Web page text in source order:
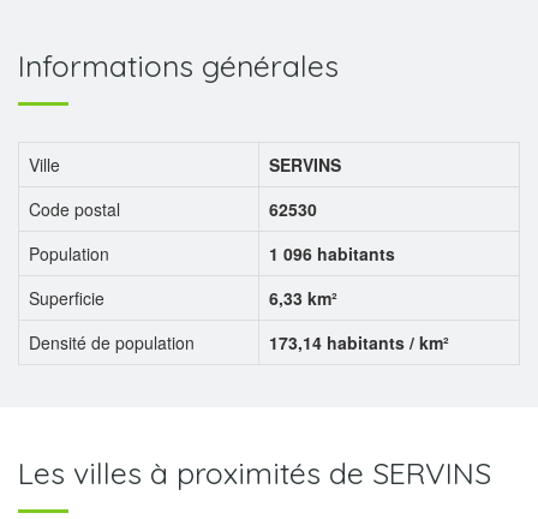
Informations générales
Ville
SERVINS
Code postal
62530
Population
1 096 habitants
Superficie
6,33 km²
Densité de population
173,14 habitants / km²
Les villes à proximités de SERVINS